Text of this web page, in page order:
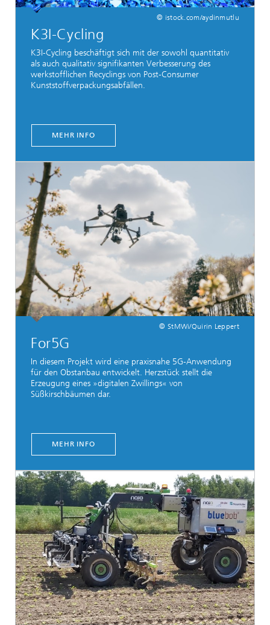
© istock.com/aydinmutlu
K3I-Cycling
K3I-Cycling beschäftigt sich mit der sowohl quantitativ
als auch qualitativ signifikanten Verbesserung des
werkstofflichen Recyclings von Post-Consumer
Kunststoffverpackungsabfällen.
MEHR INFO
© StMWi/Quirin Leppert
For5G
In diesem Projekt wird eine praxisnahe 5G-Anwendung
für den Obstanbau entwickelt. Herzstück stellt die
Erzeugung eines »digitalen Zwillings« von
Süßkirschbäumen dar.
MEHR INFO